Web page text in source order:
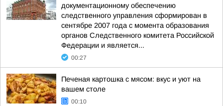
документационному обеспечению
следственного управления сформирован в
сентябре 2007 года с момента образования
органов Следственного комитета Российской
Федерации и является...
00:27
Печеная картошка с мясом: вкус и уют на
вашем столе
00:10